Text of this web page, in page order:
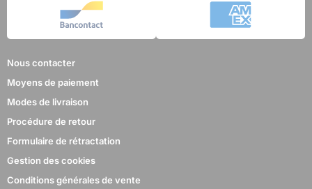
Nous contacter
Moyens de paiement
Modes de livraison
Procédure de retour
Formulaire de rétractation
Gestion des cookies
Conditions générales de vente